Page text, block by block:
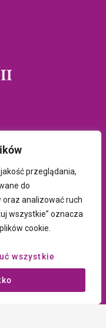
przeglądania,
do
analizować ruch
wszystkie” oznacza
cookie.
wszystkie
cookie
są chronione prawem